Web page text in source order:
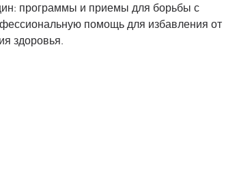
программы и приемы для борьбы с
помощь для избавления от
здоровья.